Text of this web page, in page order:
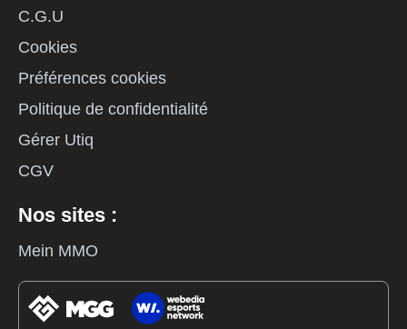
C.G.U
Cookies
Préférences cookies
Politique de confidentialité
Gérer Utiq
CGV
Nos sites :
Mein MMO